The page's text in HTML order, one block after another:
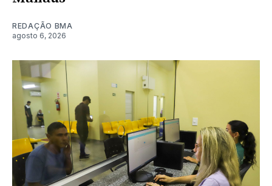
REDAÇÃO BMA
agosto 6, 2026